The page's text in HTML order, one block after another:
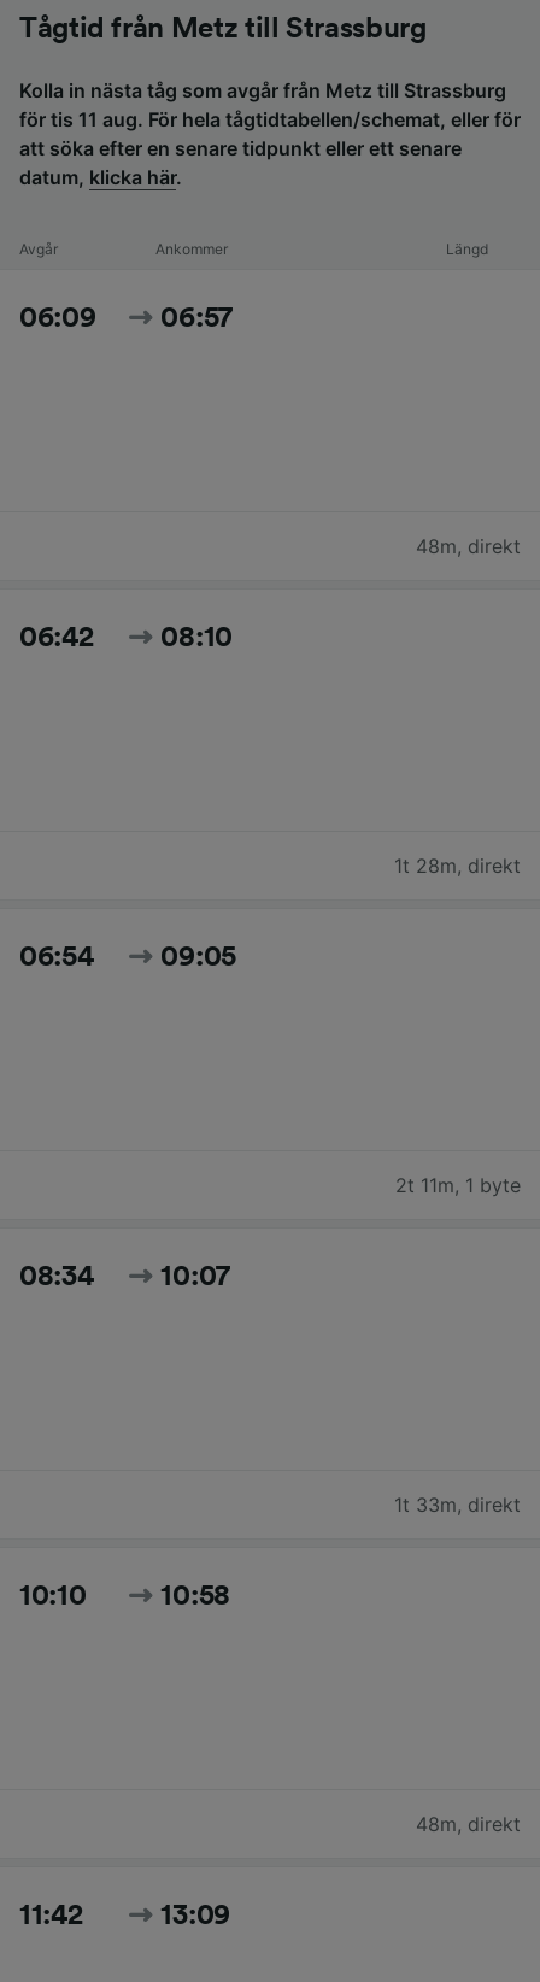
Tågtid från Metz till Strassburg
Kolla in nästa tåg som avgår från Metz till Strassburg
för tis 11 aug. För hela tågtidtabellen/schemat, eller för
att söka efter en senare tidpunkt eller ett senare
datum, klicka här.
Avgår Ankommer Längd
06:09 06:57
48m, direkt
06:42 08:10
1t 28m, direkt
06:54 09:05
2t 11m, 1 byte
08:34 10:07
1t 33m, direkt
10:10 10:58
48m, direkt
11:42 13:09